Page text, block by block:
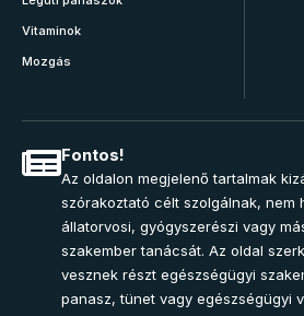
Vitaminok
Mozgás
Fontos!
Az oldalon megjelenő tartalmak
szórakoztató célt szolgálnak, nem
állatorvosi, gyógyszerészi vagy
szakember tanácsát. Az oldal
vesznek részt egészségügyi
panasz, tünet vagy egészségügyi